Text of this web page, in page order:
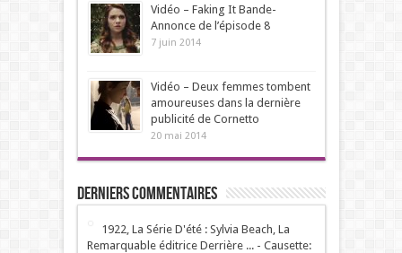
Vidéo – Faking It Bande-
Annonce de l’épisode 8
7 juin 2014
Vidéo – Deux femmes tombent
amoureuses dans la dernière
publicité de Cornetto
20 mai 2014
Derniers Commentaires
1922, La Série D'été : Sylvia Beach, La
Remarquable éditrice Derrière ... - Causette: